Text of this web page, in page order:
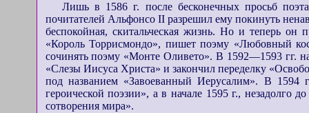
Лишь в 1586 г. после бесконечных просьб
почитателей Альфонсо II разрешил ему покинуть
беспокойная, скитальческая жизнь. Но и теперь он
«Король Торрисмондо», пишет поэму «Любовный
сочинять поэму «Монте Оливето». В 1592—1593 гг.
«Слезы Иисуса Христа» и закончил переделку
под названием «Завоеванный Иерусалим». В 1594
героической поэзии», а в начале 1595 г., незадолго
сотворения мира».